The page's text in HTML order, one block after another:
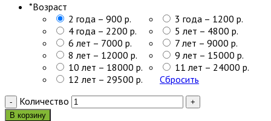
*Возраст
2 года – 900 р.
3 года – 1200 р.
4 года – 2200 р.
5 лет – 4800 р.
6 лет – 7000 р.
7 лет – 9000 р.
8 лет – 12000 р.
9 лет – 15000 р.
10 лет – 18000 р.
11 лет – 24000 р.
12 лет – 29500 р.
Сбросить
Количество
В корзину